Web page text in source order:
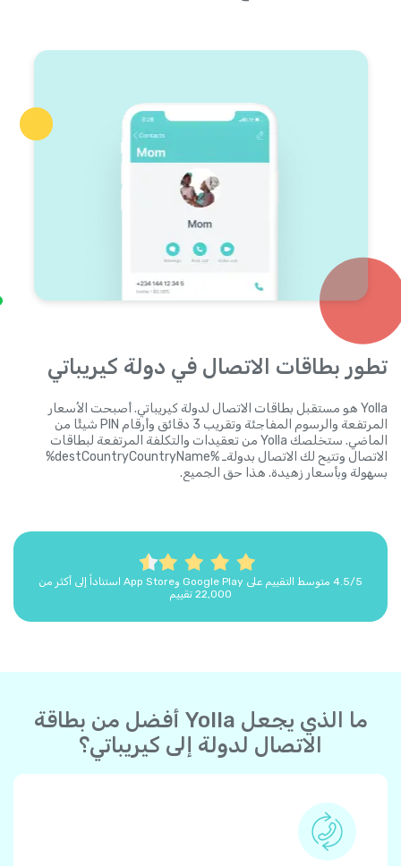
تطور بطاقات الاتصال في دولة كيريباتي
Yolla هو مستقبل بطاقات الاتصال لدولة كيريباتي. أصبحت الأسعار
المرتفعة والرسوم المفاجئة وتقريب 3 دقائق وأرقام PIN شيئًا من
الماضي. ستخلصك Yolla من تعقيدات والتكلفة المرتفعة لبطاقات
الاتصال وتتيح لك الاتصال بدولةـ %destCountryCountryName%
بسهولة وبأسعار زهيدة. هذا حق الجميع.
4.5/5 متوسط التقييم على Google Play وApp Store استناداً إلى أكثر من
22,000 تقييم
ما الذي يجعل Yolla أفضل من بطاقة
الاتصال لدولة إلى كيريباتي؟